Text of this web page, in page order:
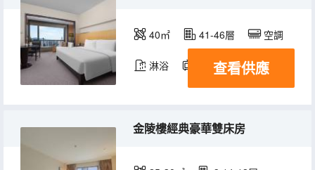
40㎡ 41-46層 空調
淋浴 電視機 冰箱
查看供應
金陵樓經典豪華雙床房